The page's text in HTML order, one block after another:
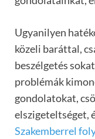
Ugyanilyen
közeli baráttal,
beszélgetés
problémák
gondolatokat,
elszigeteltséget,
Szakemberrel